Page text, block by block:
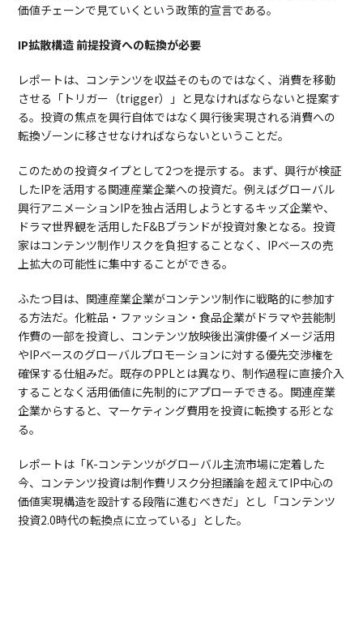
価値チェーンで見ていくという政策的宣言である。
IP拡散構造 前提投資への転換が必要
レポートは、コンテンツを収益そのものではなく、消費を移動
させる「トリガー（trigger）」と見なければならないと提案す
る。投資の焦点を興行自体ではなく興行後実現される消費への
転換ゾーンに移させなければならないということだ。
このための投資タイプとして2つを提示する。まず、興行が検証
したIPを活用する関連産業企業への投資だ。例えばグローバル
興行アニメーションIPを独占活用しようとするキッズ企業や、
ドラマ世界観を活用したF&Bブランドが投資対象となる。投資
家はコンテンツ制作リスクを負担することなく、IPベースの売
上拡大の可能性に集中することができる。
ふたつ目は、関連産業企業がコンテンツ制作に戦略的に参加す
る方法だ。化粧品・ファッション・食品企業がドラマや芸能制
作費の一部を投資し、コンテンツ放映後出演俳優イメージ活用
やIPベースのグローバルプロモーションに対する優先交渉権を
確保する仕組みだ。既存のPPLとは異なり、制作過程に直接介入
することなく活用価値に先制的にアプローチできる。関連産業
企業からすると、マーケティング費用を投資に転換する形とな
る。
レポートは「K-コンテンツがグローバル主流市場に定着した
今、コンテンツ投資は制作費リスク分担議論を超えてIP中心の
価値実現構造を設計する段階に進むべきだ」とし「コンテンツ
投資2.0時代の転換点に立っている」とした。